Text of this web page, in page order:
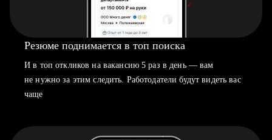
Резюме поднимается в топ поиска
И в топ откликов на вакансию 5 раз в день — вам
не нужно за этим следить. Работодатели будут видеть вас
чаще